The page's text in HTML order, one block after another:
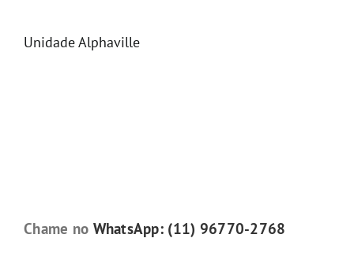
Unidade Alphaville
Chame no WhatsApp: (11) 96770-2768